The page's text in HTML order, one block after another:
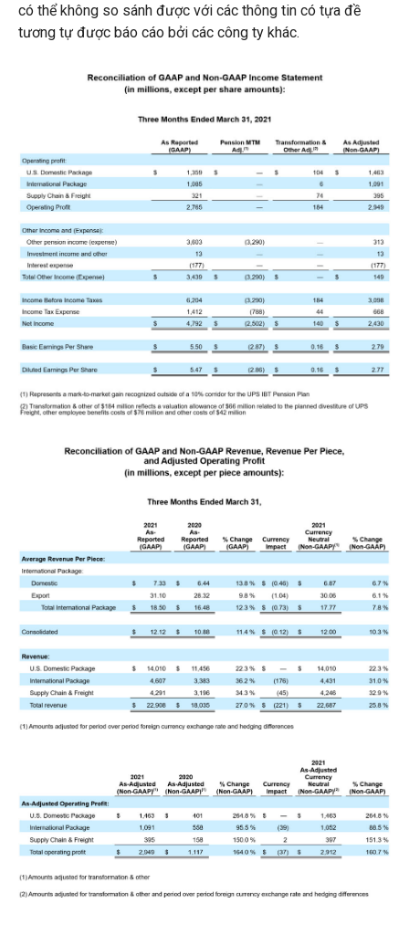
có thể không so sánh được với các thông tin có tựa đề
tương tự được báo cáo bởi các công ty khác.